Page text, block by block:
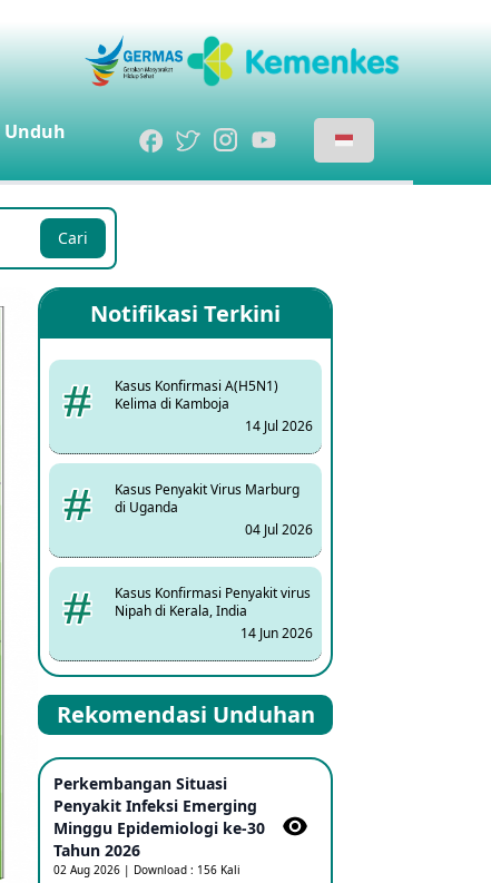
Unduh
Cari
Notifikasi Terkini
Kasus Konfirmasi A(H5N1)
Kelima di Kamboja
14 Jul 2026
Kasus Penyakit Virus Marburg
di Uganda
04 Jul 2026
Kasus Konfirmasi Penyakit virus
Nipah di Kerala, India
14 Jun 2026
Kasus Dicurigai Penyakit virus
Nipah di Kerala, India
12 Jun 2026
Mpox Clade 1b di Taiwan
25 May 2026
Rekomendasi Unduhan
Perkembangan Situasi
Penyakit Infeksi Emerging
Minggu Epidemiologi ke-30
Tahun 2026
02 Aug 2026 | Download : 156 Kali